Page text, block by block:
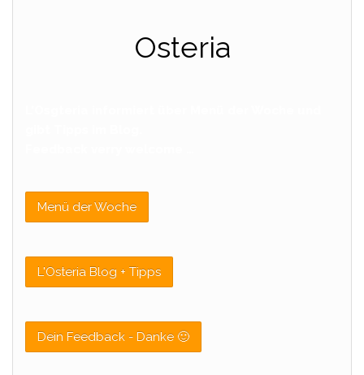
Osteria
Menü der Woche
L'Osteria Blog + Tipps
Dein Feedback - Danke 🙂